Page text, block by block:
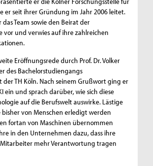
er seit ihrer Gründung im Jahr 2006 leitet.
Team sowie den Beirat der
vor und verwies auf ihre zahlreichen
Eröffnungsrede durch Prof. Dr. Volker
des Bachelorstudiengangs
der TH Köln. Nach seinem Grußwort ging er
ein und sprach darüber, wie sich diese
auf die Berufswelt auswirke. Lästige
bisher von Menschen erledigt werden
fortan von Maschinen übernommen
in den Unternehmen dazu, dass ihre
mehr Verantwortung tragen